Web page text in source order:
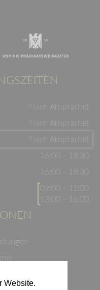
Website.
Nach Absprache!
Nach Absprache!
Nach Absprache!
16:00 - 18:30
16:00 - 18:30
09:00 - 11:00
13:00 - 16:00